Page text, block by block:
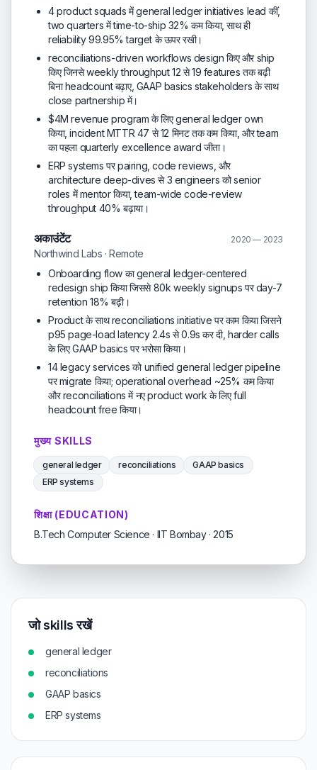
4 product squads में general ledger initiatives lead कीं,
two quarters में time-to-ship 32% कम किया, साथ ही
reliability 99.95% target के ऊपर रखी।
reconciliations-driven workflows design किए और ship
किए जिनसे weekly throughput 12 से 19 features तक बढ़ी
बिना headcount बढ़ाए, GAAP basics stakeholders के साथ
close partnership में।
$4M revenue program के लिए general ledger own
किया, incident MTTR 47 से 12 मिनट तक कम किया, और team
का पहला quarterly excellence award जीता।
ERP systems पर pairing, code reviews, और
architecture deep-dives से 3 engineers को senior
roles में mentor किया, team-wide code-review
throughput 40% बढ़ाया।
अकाउंटेंट 2020 — 2023
Northwind Labs · Remote
Onboarding flow का general ledger-centered
redesign ship किया जिससे 80k weekly signups पर day-7
retention 18% बढ़ी।
Product के साथ reconciliations initiative पर काम किया जिसने
p95 page-load latency 2.4s से 0.9s कर दी, harder calls
के लिए GAAP basics पर भरोसा किया।
14 legacy services को unified general ledger pipeline
पर migrate किया; operational overhead ~25% कम किया
और reconciliations में नए product work के लिए full
headcount free किया।
मुख्य SKILLS
general ledger reconciliations
GAAP basics
ERP systems
शिक्षा (EDUCATION)
B.Tech Computer Science · IIT Bombay · 2015
जो skills रखें
general ledger
reconciliations
GAAP basics
ERP systems